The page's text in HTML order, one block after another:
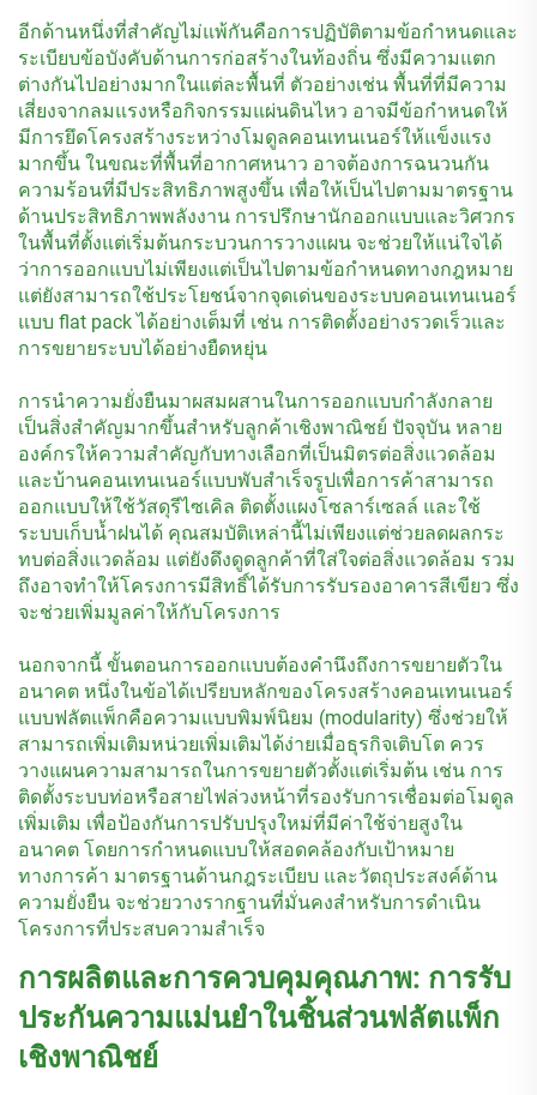
อีกด้านหนึ่งที่สำคัญไม่แพ้กันคือการปฏิบัติตามข้อกำหนดและ
ระเบียบข้อบังคับด้านการก่อสร้างในท้องถิ่น ซึ่งมีความแตก
ต่างกันไปอย่างมากในแต่ละพื้นที่ ตัวอย่างเช่น พื้นที่ที่มีความ
เสี่ยงจากลมแรงหรือกิจกรรมแผ่นดินไหว อาจมีข้อกำหนดให้
มีการยึดโครงสร้างระหว่างโมดูลคอนเทนเนอร์ให้แข็งแรง
มากขึ้น ในขณะที่พื้นที่อากาศหนาว อาจต้องการฉนวนกัน
ความร้อนที่มีประสิทธิภาพสูงขึ้น เพื่อให้เป็นไปตามมาตรฐาน
ด้านประสิทธิภาพพลังงาน การปรึกษานักออกแบบและวิศวกร
ในพื้นที่ตั้งแต่เริ่มต้นกระบวนการวางแผน จะช่วยให้แน่ใจได้
ว่าการออกแบบไม่เพียงแต่เป็นไปตามข้อกำหนดทางกฎหมาย
แต่ยังสามารถใช้ประโยชน์จากจุดเด่นของระบบคอนเทนเนอร์
แบบ flat pack ได้อย่างเต็มที่ เช่น การติดตั้งอย่างรวดเร็วและ
การขยายระบบได้อย่างยืดหยุ่น
การนำความยั่งยืนมาผสมผสานในการออกแบบกำลังกลาย
เป็นสิ่งสำคัญมากขึ้นสำหรับลูกค้าเชิงพาณิชย์ ปัจจุบัน หลาย
องค์กรให้ความสำคัญกับทางเลือกที่เป็นมิตรต่อสิ่งแวดล้อม
และบ้านคอนเทนเนอร์แบบพับสำเร็จรูปเพื่อการค้าสามารถ
ออกแบบให้ใช้วัสดุรีไซเคิล ติดตั้งแผงโซลาร์เซลล์ และใช้
ระบบเก็บน้ำฝนได้ คุณสมบัติเหล่านี้ไม่เพียงแต่ช่วยลดผลกระ
ทบต่อสิ่งแวดล้อม แต่ยังดึงดูดลูกค้าที่ใส่ใจต่อสิ่งแวดล้อม รวม
ถึงอาจทำให้โครงการมีสิทธิ์ได้รับการรับรองอาคารสีเขียว ซึ่ง
จะช่วยเพิ่มมูลค่าให้กับโครงการ
นอกจากนี้ ขั้นตอนการออกแบบต้องคำนึงถึงการขยายตัวใน
อนาคต หนึ่งในข้อได้เปรียบหลักของโครงสร้างคอนเทนเนอร์
แบบฟลัตแพ็กคือความแบบพิมพ์นิยม (modularity) ซึ่งช่วยให้
สามารถเพิ่มเติมหน่วยเพิ่มเติมได้ง่ายเมื่อธุรกิจเติบโต ควร
วางแผนความสามารถในการขยายตัวตั้งแต่เริ่มต้น เช่น การ
ติดตั้งระบบท่อหรือสายไฟล่วงหน้าที่รองรับการเชื่อมต่อโมดูล
เพิ่มเติม เพื่อป้องกันการปรับปรุงใหม่ที่มีค่าใช้จ่ายสูงใน
อนาคต โดยการกำหนดแบบให้สอดคล้องกับเป้าหมาย
ทางการค้า มาตรฐานด้านกฎระเบียบ และวัตถุประสงค์ด้าน
ความยั่งยืน จะช่วยวางรากฐานที่มั่นคงสำหรับการดำเนิน
โครงการที่ประสบความสำเร็จ
การผลิตและการควบคุมคุณภาพ: การรับ
ประกันความแม่นยำในชิ้นส่วนฟลัตแพ็ก
เชิงพาณิชย์